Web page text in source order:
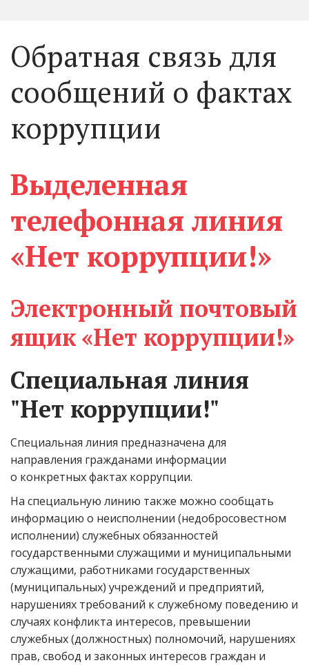
Обратная связь для
сообщений о фактах
коррупции
Выделенная
телефонная линия
«Нет коррупции!»
Электронный почтовый
ящик «Нет коррупции!»
Специальная линия
"Нет коррупции!"
Специальная линия предназначена для
направления гражданами информации
о конкретных фактах коррупции.
На специальную линию также можно сообщать
информацию о неисполнении (недобросовестном
исполнении) служебных обязанностей
государственными служащими и муниципальными
служащими, работниками государственных
(муниципальных) учреждений и предприятий,
нарушениях требований к служебному поведению и
случаях конфликта интересов, превышении
служебных (должностных) полномочий, нарушениях
прав, свобод и законных интересов граждан и